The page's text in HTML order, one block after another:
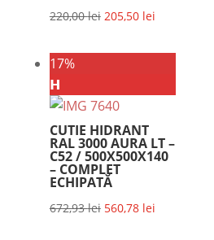
220,00lei Prețul
a
220,00 lei.
205,50 leiPrețul
este:
17%
𝗛
CUTIE HIDRANT
RAL 3000 AURA LT –
C52 / 500X500X140
– COMPLET
ECHIPATĂ
672,93lei Prețul
560,78 leiPrețul